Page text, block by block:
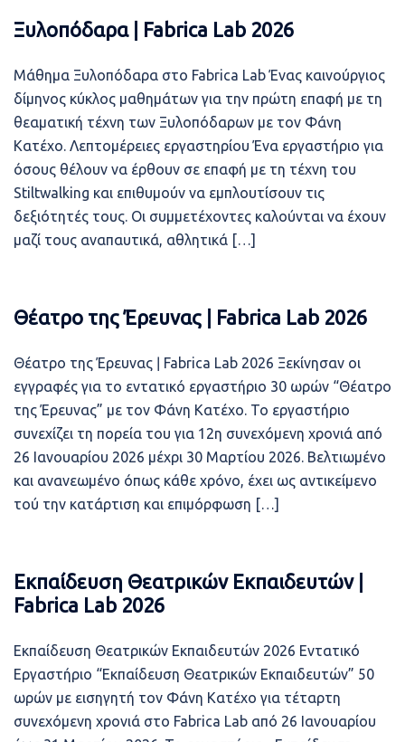
Ξυλοπόδαρα ǀ Fabrica Lab 2026
Μάθημα Ξυλοπόδαρα στο Fabrica Lab Ένας καινούργιος
δίμηνος κύκλος μαθημάτων για την πρώτη επαφή με τη
θεαματική τέχνη των Ξυλοπόδαρων με τον Φάνη
Κατέχο. Λεπτομέρειες εργαστηρίου Ένα εργαστήριο για
όσους θέλουν να έρθουν σε επαφή με τη τέχνη του
Stiltwalking και επιθυμούν να εμπλουτίσουν τις
δεξιότητές τους. Οι συμμετέχοντες καλούνται να έχουν
μαζί τους αναπαυτικά, αθλητικά […]
Θέατρο της Έρευνας ǀ Fabrica Lab 2026
Θέατρο της Έρευνας ǀ Fabrica Lab 2026 Ξεκίνησαν οι
εγγραφές για το εντατικό εργαστήριο 30 ωρών “Θέατρο
της Έρευνας” με τον Φάνη Κατέχο. Το εργαστήριο
συνεχίζει τη πορεία του για 12η συνεχόμενη χρονιά από
26 Ιανουαρίου 2026 μέχρι 30 Μαρτίου 2026. Βελτιωμένο
και ανανεωμένο όπως κάθε χρόνο, έχει ως αντικείμενο
τού την κατάρτιση και επιμόρφωση […]
Εκπαίδευση Θεατρικών Εκπαιδευτών ǀ
Fabrica Lab 2026
Εκπαίδευση Θεατρικών Εκπαιδευτών 2026 Eντατικό
Εργαστήριο “Εκπαίδευση Θεατρικών Εκπαιδευτών” 50
ωρών με εισηγητή τον Φάνη Κατέχο για τέταρτη
συνεχόμενη χρονιά στο Fabrica Lab από 26 Ιανουαρίου